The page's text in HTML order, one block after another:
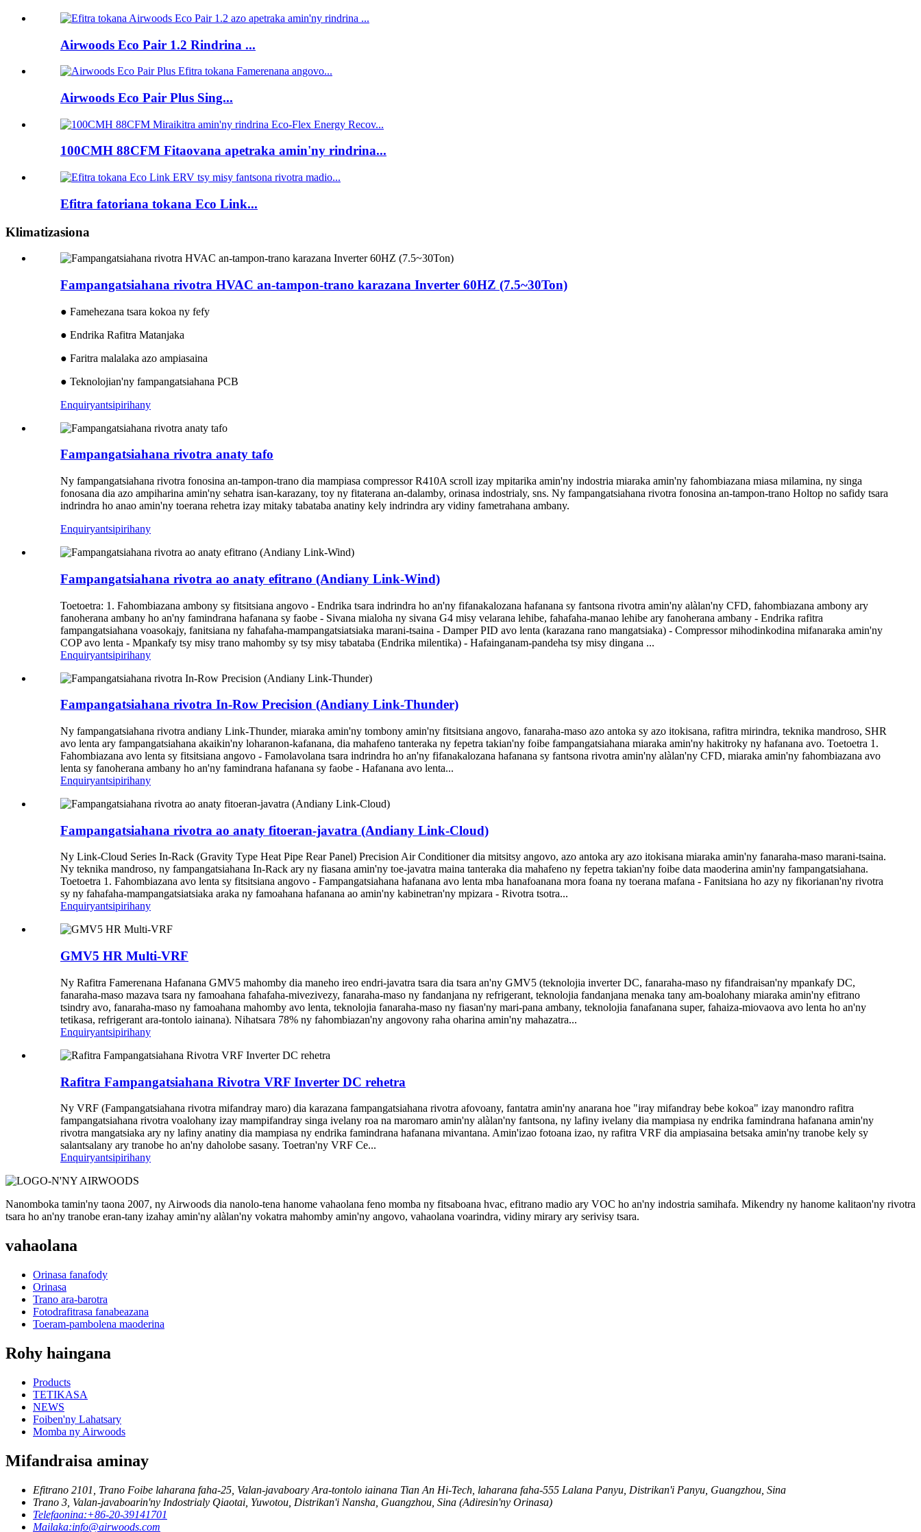
Airwoods Eco Pair 1.2 Rindrina ...
Airwoods Eco Pair Plus Sing...
100CMH 88CFM Fitaovana apetraka amin'ny rindrina...
Efitra fatoriana tokana Eco Link...
Klimatizasiona
Fampangatsiahana rivotra HVAC an-tampon-trano karazana Inverter 60HZ (7.5~30Ton)
● Famehezana tsara kokoa ny fefy
● Endrika Rafitra Matanjaka
● Faritra malalaka azo ampiasaina
● Teknolojian'ny fampangatsiahana PCB
Enquiryantsipirihany
Fampangatsiahana rivotra anaty tafo
Ny fampangatsiahana rivotra fonosina an-tampon-trano dia mampiasa compressor R410A scroll izay mpitarika amin'ny indostria miaraka amin'ny fahombiazana miasa milamina, ny singa
fonosana dia azo ampiharina amin'ny sehatra isan-karazany, toy ny fitaterana an-dalamby, orinasa indostrialy, sns. Ny fampangatsiahana rivotra fonosina an-tampon-trano Holtop no safidy tsara
indrindra ho anao amin'ny toerana rehetra izay mitaky tabataba anatiny kely indrindra ary vidiny fametrahana ambany.
Enquiryantsipirihany
Fampangatsiahana rivotra ao anaty efitrano (Andiany Link-Wind)
Toetoetra: 1. Fahombiazana ambony sy fitsitsiana angovo - Endrika tsara indrindra ho an'ny fifanakalozana hafanana sy fantsona rivotra amin'ny alàlan'ny CFD, fahombiazana ambony ary
fanoherana ambany ho an'ny famindrana hafanana sy faobe - Sivana mialoha ny sivana G4 misy velarana lehibe, fahafaha-manao lehibe ary fanoherana ambany - Endrika rafitra
fampangatsiahana voasokajy, fanitsiana ny fahafaha-mampangatsiatsiaka marani-tsaina - Damper PID avo lenta (karazana rano mangatsiaka) - Compressor mihodinkodina mifanaraka amin'ny
COP avo lenta - Mpankafy tsy misy trano mahomby sy tsy misy tabataba (Endrika milentika) - Hafainganam-pandeha tsy misy dingana ...
Enquiryantsipirihany
Fampangatsiahana rivotra In-Row Precision (Andiany Link-Thunder)
Ny fampangatsiahana rivotra andiany Link-Thunder, miaraka amin'ny tombony amin'ny fitsitsiana angovo, fanaraha-maso azo antoka sy azo itokisana, rafitra mirindra, teknika mandroso, SHR
avo lenta ary fampangatsiahana akaikin'ny loharanon-kafanana, dia mahafeno tanteraka ny fepetra takian'ny foibe fampangatsiahana miaraka amin'ny hakitroky ny hafanana avo. Toetoetra 1.
Fahombiazana avo lenta sy fitsitsiana angovo - Famolavolana tsara indrindra ho an'ny fifanakalozana hafanana sy fantsona rivotra amin'ny alàlan'ny CFD, miaraka amin'ny fahombiazana avo
lenta sy fanoherana ambany ho an'ny famindrana hafanana sy faobe - Hafanana avo lenta...
Enquiryantsipirihany
Fampangatsiahana rivotra ao anaty fitoeran-javatra (Andiany Link-Cloud)
Ny Link-Cloud Series In-Rack (Gravity Type Heat Pipe Rear Panel) Precision Air Conditioner dia mitsitsy angovo, azo antoka ary azo itokisana miaraka amin'ny fanaraha-maso marani-tsaina.
Ny teknika mandroso, ny fampangatsiahana In-Rack ary ny fiasana amin'ny toe-javatra maina tanteraka dia mahafeno ny fepetra takian'ny foibe data maoderina amin'ny fampangatsiahana.
Toetoetra 1. Fahombiazana avo lenta sy fitsitsiana angovo - Fampangatsiahana hafanana avo lenta mba hanafoanana mora foana ny toerana mafana - Fanitsiana ho azy ny fikorianan'ny rivotra
sy ny fahafaha-mampangatsiatsiaka araka ny famoahana hafanana ao amin'ny kabinetran'ny mpizara - Rivotra tsotra...
Enquiryantsipirihany
GMV5 HR Multi-VRF
Ny Rafitra Famerenana Hafanana GMV5 mahomby dia maneho ireo endri-javatra tsara dia tsara an'ny GMV5 (teknolojia inverter DC, fanaraha-maso ny fifandraisan'ny mpankafy DC,
fanaraha-maso mazava tsara ny famoahana fahafaha-mivezivezy, fanaraha-maso ny fandanjana ny refrigerant, teknolojia fandanjana menaka tany am-boalohany miaraka amin'ny efitrano
tsindry avo, fanaraha-maso ny famoahana mahomby avo lenta, teknolojia fanaraha-maso ny fiasan'ny mari-pana ambany, teknolojia fanafanana super, fahaiza-miovaova avo lenta ho an'ny
tetikasa, refrigerant ara-tontolo iainana). Nihatsara 78% ny fahombiazan'ny angovony raha oharina amin'ny mahazatra...
Enquiryantsipirihany
Rafitra Fampangatsiahana Rivotra VRF Inverter DC rehetra
Ny VRF (Fampangatsiahana rivotra mifandray maro) dia karazana fampangatsiahana rivotra afovoany, fantatra amin'ny anarana hoe "iray mifandray bebe kokoa" izay manondro rafitra
fampangatsiahana rivotra voalohany izay mampifandray singa ivelany roa na maromaro amin'ny alàlan'ny fantsona, ny lafiny ivelany dia mampiasa ny endrika famindrana hafanana amin'ny
rivotra mangatsiaka ary ny lafiny anatiny dia mampiasa ny endrika famindrana hafanana mivantana. Amin'izao fotoana izao, ny rafitra VRF dia ampiasaina betsaka amin'ny tranobe kely sy
salantsalany ary tranobe ho an'ny daholobe sasany. Toetran'ny VRF Ce...
Enquiryantsipirihany
Nanomboka tamin'ny taona 2007, ny Airwoods dia nanolo-tena hanome vahaolana feno momba ny fitsaboana hvac, efitrano madio ary VOC ho an'ny indostria samihafa. Mikendry ny hanome kalitaon'ny rivotra
tsara ho an'ny tranobe eran-tany izahay amin'ny alàlan'ny vokatra mahomby amin'ny angovo, vahaolana voarindra, vidiny mirary ary serivisy tsara.
vahaolana
Orinasa fanafody
Orinasa
Trano ara-barotra
Fotodrafitrasa fanabeazana
Toeram-pambolena maoderina
Rohy haingana
Products
TETIKASA
NEWS
Foiben'ny Lahatsary
Momba ny Airwoods
Mifandraisa aminay
Efitrano 2101, Trano Foibe laharana faha-25, Valan-javaboary Ara-tontolo iainana Tian An Hi-Tech, laharana faha-555 Lalana Panyu, Distrikan'i Panyu, Guangzhou, Sina
Trano 3, Valan-javaboarin'ny Indostrialy Qiaotai, Yuwotou, Distrikan'i Nansha, Guangzhou, Sina (Adiresin'ny Orinasa)
Telefaonina:+86-20-39141701
Mailaka:info@airwoods.com